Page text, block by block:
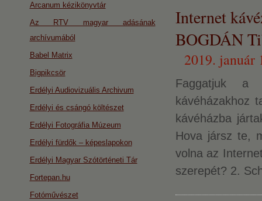
Internet
BOGDÁN
2019. január
Faggatjuk a
kávéházakhoz
kávéházba
Hova jársz te,
volna az
szerepét? 2.
Arcanum kézikönyvtár
Az RTV magyar adásának
archívumából
Babel Matrix
Bigpikcsör
Erdélyi Audiovizuális Archivum
Erdélyi és csángó költészet
Erdélyi Fotográfia Múzeum
Erdélyi fürdők – képeslapokon
Erdélyi Magyar Szótörténeti Tár
Fortepan.hu
Fotóművészet